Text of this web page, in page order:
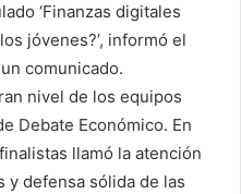
‘Finanzas digitales
jóvenes?’, informó el
comunicado.
nivel de los equipos
Debate Económico. En
llamó la atención
y defensa sólida de las